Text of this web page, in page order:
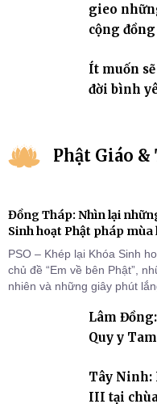
gieo
cộng đồng
Ít muốn
đời bình
Phật Giáo
Đồng Tháp: Nhìn lại
Sinh hoạt Phật pháp mùa
PSO – Khép lại Khóa Sinh
chủ đề “Em về bên Phật”,
nhiên và những giây phút
Tháp). Những tuần tu học
trang quý báu, gieo những
Lâm
Quy y
Tây Ninh:
III tại